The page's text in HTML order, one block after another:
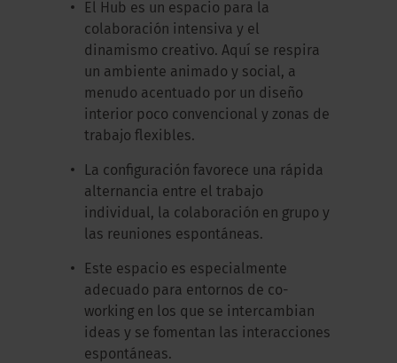
El Hub es un espacio para la
colaboración intensiva y el
dinamismo creativo. Aquí se respira
un ambiente animado y social, a
menudo acentuado por un diseño
interior poco convencional y zonas de
trabajo flexibles.
La configuración favorece una rápida
alternancia entre el trabajo
individual, la colaboración en grupo y
las reuniones espontáneas.
Este espacio es especialmente
adecuado para entornos de co-
working en los que se intercambian
ideas y se fomentan las interacciones
espontáneas.